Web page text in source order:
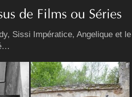
Sissi Impératice, Angelique et